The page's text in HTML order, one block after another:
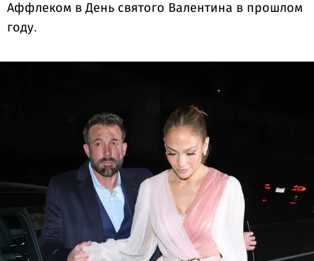
Аффлеком в День святого Валентина в прошлом
году.